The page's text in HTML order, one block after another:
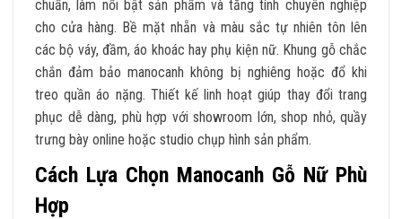
chuẩn, làm nổi bật sản phẩm và tăng tính chuyên nghiệp
cho cửa hàng. Bề mặt nhẵn và màu sắc tự nhiên tôn lên
các bộ váy, đầm, áo khoác hay phụ kiện nữ. Khung gỗ chắc
chắn đảm bảo manocanh không bị nghiêng hoặc đổ khi
treo quần áo nặng. Thiết kế linh hoạt giúp thay đổi trang
phục dễ dàng, phù hợp với showroom lớn, shop nhỏ, quầy
trưng bày online hoặc studio chụp hình sản phẩm.
Cách Lựa Chọn Manocanh Gỗ Nữ Phù
Hợp